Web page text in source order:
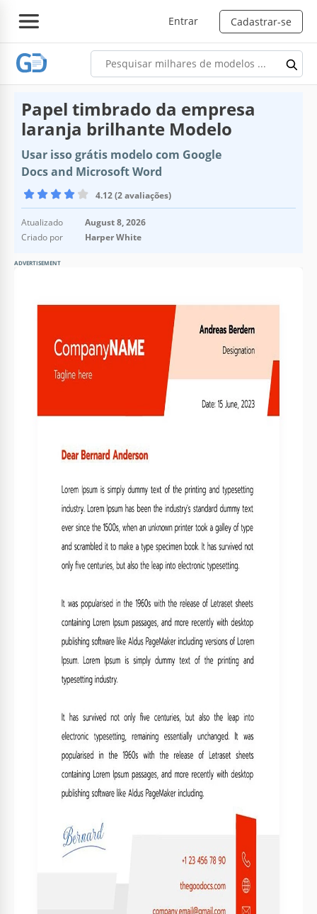
Entrar Cadastrar-se
Papel timbrado da empresa
laranja brilhante Modelo
Usar isso grátis modelo com Google
Docs and Microsoft Word
4.12 (2 avaliações)
Atualizado
August 8, 2026
Criado por
Harper White
ADVERTISEMENT